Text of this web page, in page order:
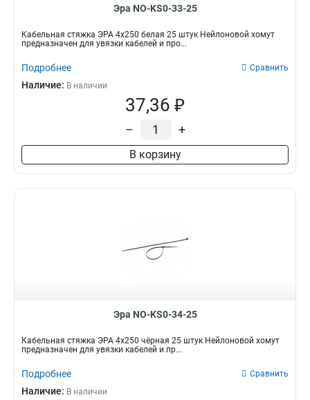
Эра NO-KS0-33-25
Кабельная стяжка ЭРА 4x250 белая 25 штук Нейлоновой хомут
предназначен для увязки кабелей и про...
Подробнее Сравнить
Наличие: В наличии
37,36 ₽
– +
В корзину
Эра NO-KS0-34-25
Кабельная стяжка ЭРА 4x250 чёрная 25 штук Нейлоновой хомут
предназначен для увязки кабелей и пр...
Подробнее Сравнить
Наличие: В наличии